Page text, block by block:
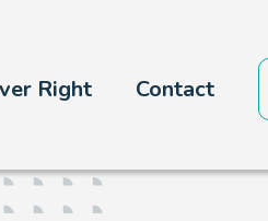
Right Contact
onderzoek voor